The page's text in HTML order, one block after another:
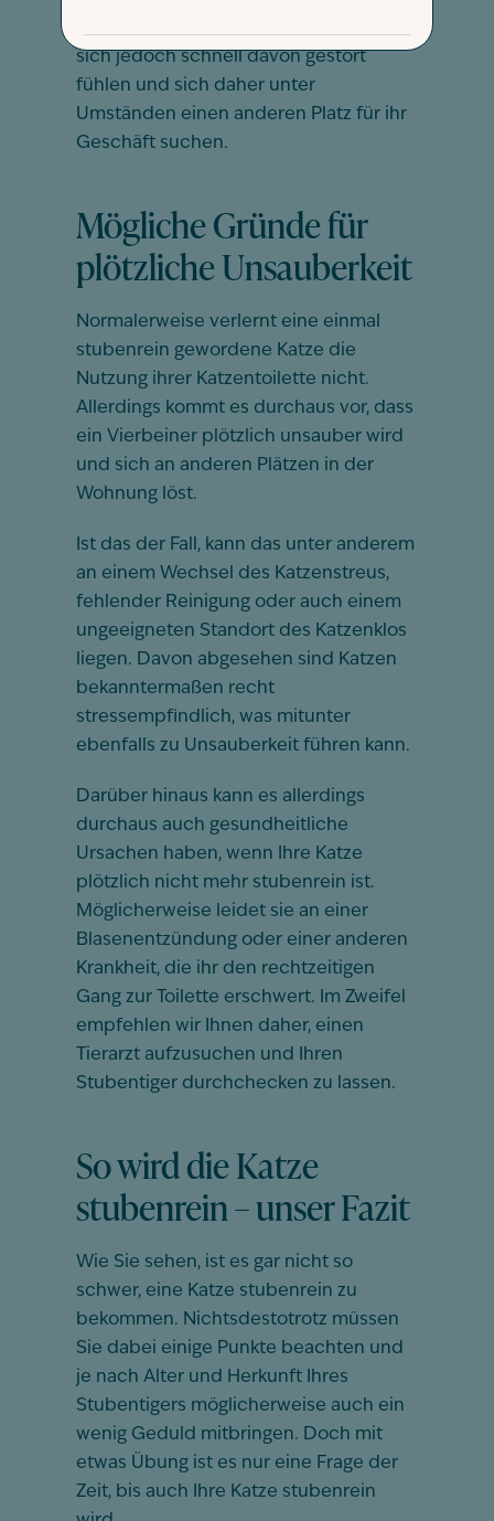
sich jedoch schnell davon gestört
fühlen und sich daher unter
Umständen einen anderen Platz für ihr
Geschäft suchen.
Mögliche Gründe für
plötzliche Unsauberkeit
Normalerweise verlernt eine einmal
stubenrein gewordene Katze die
Nutzung ihrer Katzentoilette nicht.
Allerdings kommt es durchaus vor, dass
ein Vierbeiner plötzlich unsauber wird
und sich an anderen Plätzen in der
Wohnung löst.
Ist das der Fall, kann das unter anderem
an einem Wechsel des Katzenstreus,
fehlender Reinigung oder auch einem
ungeeigneten Standort des Katzenklos
liegen. Davon abgesehen sind Katzen
bekanntermaßen recht
stressempfindlich, was mitunter
ebenfalls zu Unsauberkeit führen kann.
Darüber hinaus kann es allerdings
durchaus auch gesundheitliche
Ursachen haben, wenn Ihre Katze
plötzlich nicht mehr stubenrein ist.
Möglicherweise leidet sie an einer
Blasenentzündung oder einer anderen
Krankheit, die ihr den rechtzeitigen
Gang zur Toilette erschwert. Im Zweifel
empfehlen wir Ihnen daher, einen
Tierarzt aufzusuchen und Ihren
Stubentiger durchchecken zu lassen.
So wird die Katze
stubenrein – unser Fazit
Wie Sie sehen, ist es gar nicht so
schwer, eine Katze stubenrein zu
bekommen. Nichtsdestotrotz müssen
Sie dabei einige Punkte beachten und
je nach Alter und Herkunft Ihres
Stubentigers möglicherweise auch ein
wenig Geduld mitbringen. Doch mit
etwas Übung ist es nur eine Frage der
Zeit, bis auch Ihre Katze stubenrein